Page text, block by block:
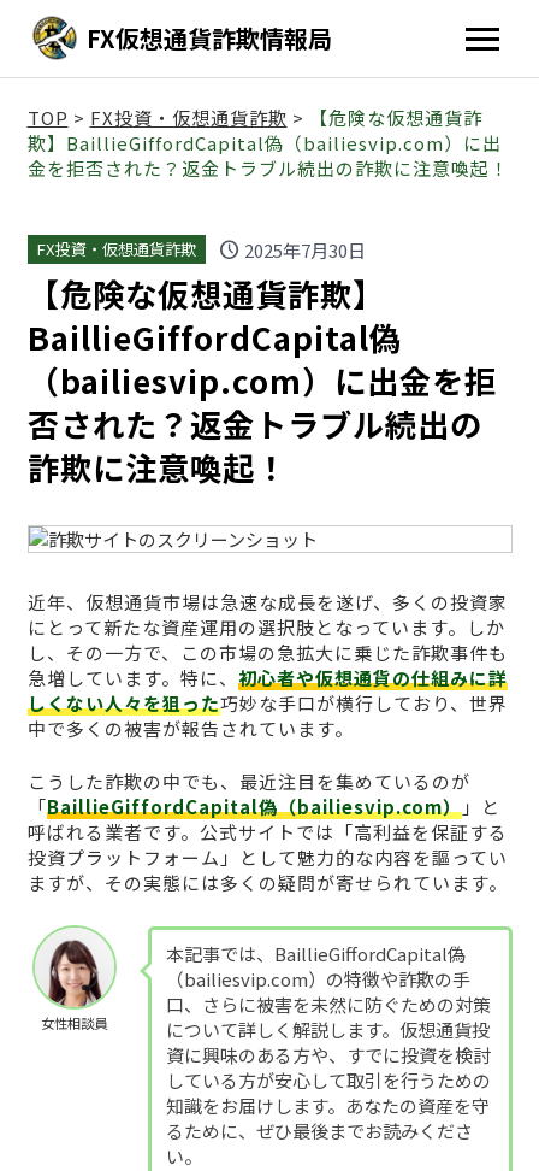
FX仮想通貨詐欺情報局
TOP > FX投資・仮想通貨詐欺 >
【危険な仮想通貨詐
欺】BaillieGiffordCapital偽（bailiesvip.com）に出
金を拒否された？返金トラブル続出の詐欺に注意喚起！
FX投資・仮想通貨詐欺 schedule 2025年7月30日
【危険な仮想通貨詐欺】
BaillieGiffordCapital偽
（bailiesvip.com）に出金を拒
否された？返金トラブル続出の
詐欺に注意喚起！
近年、仮想通貨市場は急速な成長を遂げ、多くの投資家
にとって新たな資産運用の選択肢となっています。しか
し、その一方で、この市場の急拡大に乗じた詐欺事件も
急増しています。特に、 初心者や仮想通貨の仕組みに詳
しくない人々を狙った巧妙な手口が横行しており、世界
中で多くの被害が報告されています。
こうした詐欺の中でも、最近注目を集めているのが
「BaillieGiffordCapital偽（bailiesvip.com）」と
呼ばれる業者です。公式サイトでは「高利益を保証する
投資プラットフォーム」として魅力的な内容を謳ってい
ますが、その実態には多くの疑問が寄せられています。
女性相談員
本記事では、BaillieGiffordCapital偽
（bailiesvip.com）の特徴や詐欺の手
口、さらに被害を未然に防ぐための対策
について詳しく解説します。仮想通貨投
資に興味のある方や、すでに投資を検討
している方が安心して取引を行うための
知識をお届けします。あなたの資産を守
るために、ぜひ最後までお読みくださ
い。